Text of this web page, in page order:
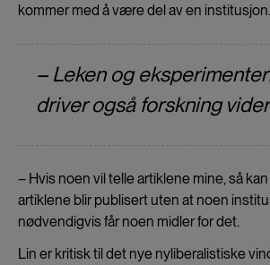
kommer med å være del av en institusjon.
– Leken og
driver også forskning
– Hvis noen vil telle artiklene mine, så
artiklene blir publisert uten at noen
nødvendigvis får noen midler for det.
Lin er kritisk til det nye nyliberalistiske